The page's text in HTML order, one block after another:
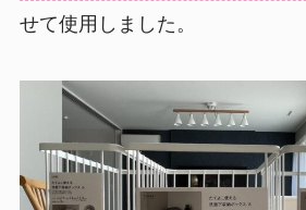
せて使用しました。